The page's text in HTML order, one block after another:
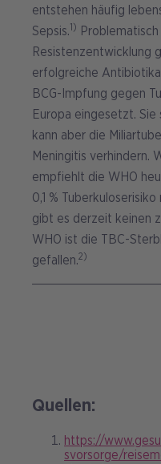
entstehen häufig
Sepsis.1)
Resistenzentwicklung
erfolgreiche
BCG-Impfung gegen
Europa eingesetzt.
kann aber die
Meningitis verhindern.
empfiehlt die WHO
0,1 %
gibt es derzeit keinen
WHO ist die TBC-
gefallen.2)
Quellen:
https://
svorsorge/